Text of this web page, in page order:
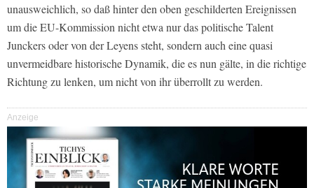
unausweichlich, so daß hinter den oben geschilderten Ereignissen
um die EU-Kommission nicht etwa nur das politische Talent
Junckers oder von der Leyens steht, sondern auch eine quasi
unvermeidbare historische Dynamik, die es nun gälte, in die richtige
Richtung zu lenken, um nicht von ihr überrollt zu werden.
Anzeige